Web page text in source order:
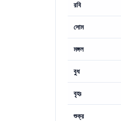
রবি
সোম
মঙ্গল
বুধ
বৃহঃ
শুক্র